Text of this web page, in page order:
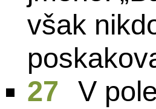
však
27
V